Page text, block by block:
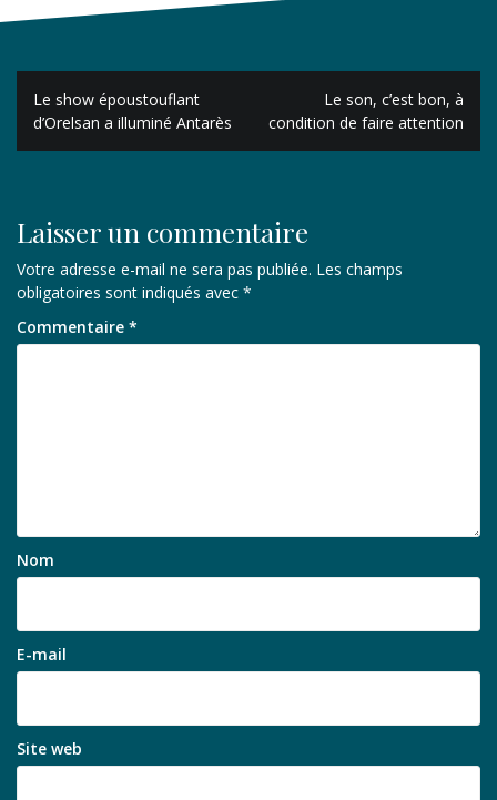
Navigation
de
l’article
Le show époustouflant
d’Orelsan a illuminé Antarès
Le son, c’est bon, à
condition de faire attention
Laisser un commentaire
Votre adresse e-mail ne sera pas publiée. Les champs
obligatoires sont indiqués avec *
Commentaire *
Nom
E-mail
Site web